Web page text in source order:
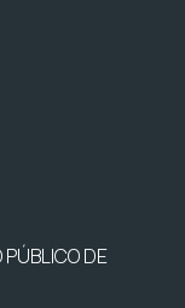
PÚBLICO DE